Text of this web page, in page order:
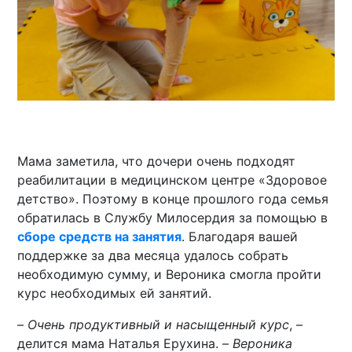
Мама заметила, что дочери очень подходят
реабилитации в медицинском центре «Здоровое
детство». Поэтому в конце прошлого года семья
обратилась в Службу Милосердия за помощью в
сборе средств на занятия. Благодаря вашей
поддержке за два месяца удалось собрать
необходимую сумму, и Вероника смогла пройти
курс необходимых ей занятий.
– Очень продуктивный и насыщенный курс, –
делится мама Наталья Ерухина. –Вероника